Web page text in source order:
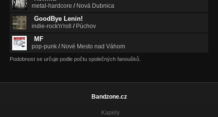
metal-hardcore / Nová Dubnica
GoodBye Lenin!
indie-rock'n'roll / Púchov
MF
pop-punk / Nové Mesto nad Váhom
Podobnost se určuje podle počtu společných fanoušků.
Bandzone.cz
Kapely